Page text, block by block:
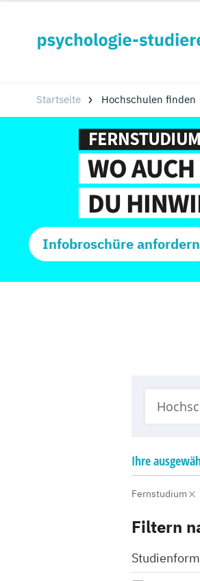
Startseite Hochschulen finden
Infobroschüre anfordern
Ihre
Fernstudium
Filtern
Studienform